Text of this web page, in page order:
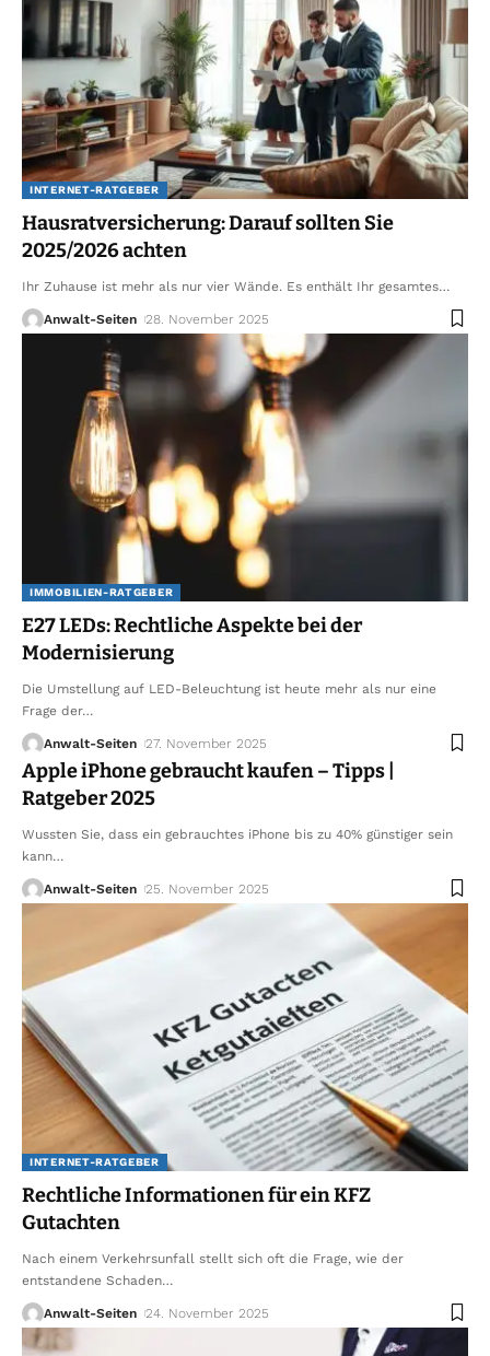
INTERNET-RATGEBER
Hausratversicherung: Darauf sollten Sie
2025/2026 achten
Ihr Zuhause ist mehr als nur vier Wände. Es enthält Ihr gesamtes…
Anwalt-Seiten 28. November 2025
IMMOBILIEN-RATGEBER
E27 LEDs: Rechtliche Aspekte bei der
Modernisierung
Die Umstellung auf LED-Beleuchtung ist heute mehr als nur eine
Frage der…
Anwalt-Seiten 27. November 2025
Apple iPhone gebraucht kaufen – Tipps |
Ratgeber 2025
Wussten Sie, dass ein gebrauchtes iPhone bis zu 40% günstiger sein
kann…
Anwalt-Seiten 25. November 2025
INTERNET-RATGEBER
Rechtliche Informationen für ein KFZ
Gutachten
Nach einem Verkehrsunfall stellt sich oft die Frage, wie der
entstandene Schaden…
Anwalt-Seiten 24. November 2025